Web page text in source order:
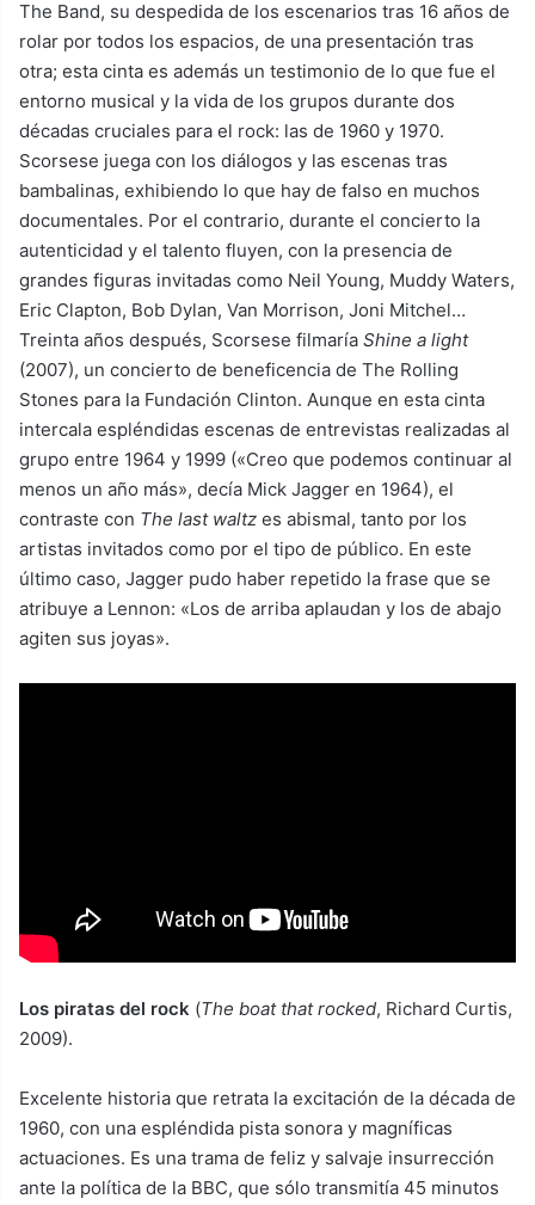
The Band, su despedida de los escenarios tras 16 años de
rolar por todos los espacios, de una presentación tras
otra; esta cinta es además un testimonio de lo que fue el
entorno musical y la vida de los grupos durante dos
décadas cruciales para el rock: las de 1960 y 1970.
Scorsese juega con los diálogos y las escenas tras
bambalinas, exhibiendo lo que hay de falso en muchos
documentales. Por el contrario, durante el concierto la
autenticidad y el talento fluyen, con la presencia de
grandes figuras invitadas como Neil Young, Muddy Waters,
Eric Clapton, Bob Dylan, Van Morrison, Joni Mitchel…
Treinta años después, Scorsese filmaría Shine a light
(2007), un concierto de beneficencia de The Rolling
Stones para la Fundación Clinton. Aunque en esta cinta
intercala espléndidas escenas de entrevistas realizadas al
grupo entre 1964 y 1999 («Creo que podemos continuar al
menos un año más», decía Mick Jagger en 1964), el
contraste con The last waltz es abismal, tanto por los
artistas invitados como por el tipo de público. En este
último caso, Jagger pudo haber repetido la frase que se
atribuye a Lennon: «Los de arriba aplaudan y los de abajo
agiten sus joyas».
Los piratas del rock (The boat that rocked, Richard Curtis,
2009).
Excelente historia que retrata la excitación de la década de
1960, con una espléndida pista sonora y magníficas
actuaciones. Es una trama de feliz y salvaje insurrección
ante la política de la BBC, que sólo transmitía 45 minutos